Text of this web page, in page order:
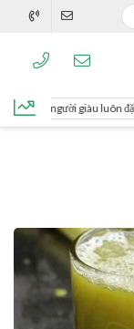
người giàu luôn đặt lọ